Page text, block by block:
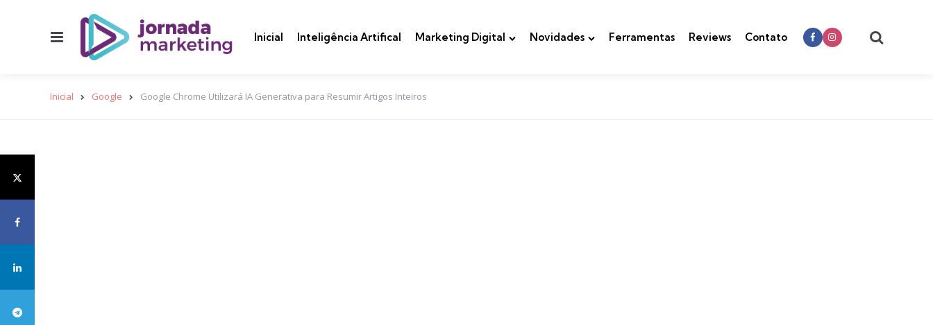
Inicial Inteligência Artifical Marketing Digital Novidades Ferramentas Reviews Contato
Inicial Google Google Chrome Utilizará IA Generativa para Resumir Artigos Inteiros